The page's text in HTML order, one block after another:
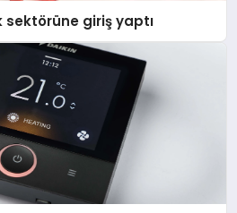
sektörüne giriş yaptı